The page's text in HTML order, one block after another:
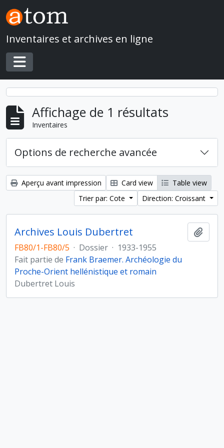
Skip to main content
Inventaires et archives en ligne
Toggle navigation
Affichage de 1 résultats
Inventaires
Options de recherche avancée
Aperçu avant impression Card view
Table view
Trier par: Cote
Direction: Croissant
Archives Louis Dubertret
FB80/1-FB80/5 · Dossier · 1933-1955
Fait partie de Frank Braemer. Archéologie du
Proche-Orient hellénistique et romain
Dubertret Louis